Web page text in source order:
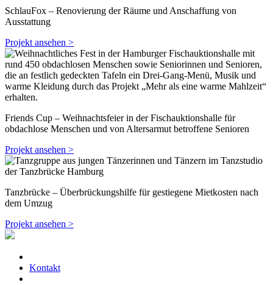
SchlauFox – Renovierung der Räume und Anschaffung von
Ausstattung
Projekt ansehen >
Friends Cup – Weihnachtsfeier in der Fischauktionshalle für
obdachlose Menschen und von Altersarmut betroffene Senioren
Projekt ansehen >
Tanzbrücke – Überbrückungshilfe für gestiegene Mietkosten nach
dem Umzug
Projekt ansehen >
Kontakt